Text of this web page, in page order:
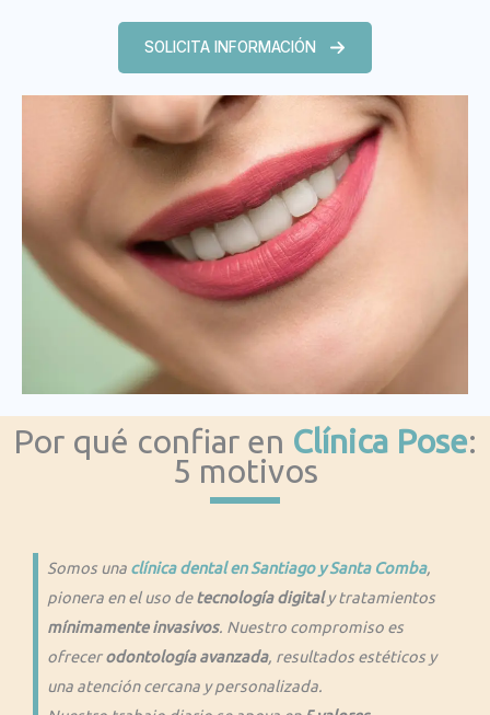
SOLICITA INFORMACIÓN
Por qué confiar en Clínica Pose:
5 motivos
Somos una clínica dental en Santiago y Santa Comba,
pionera en el uso detecnología digitaly tratamientos
mínimamente invasivos. Nuestro compromiso es
ofrecerodontología avanzada, resultados estéticos y
una atención cercana y personalizada.